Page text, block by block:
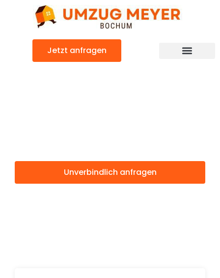
Jetzt anfragen
Unverbindlich anfragen